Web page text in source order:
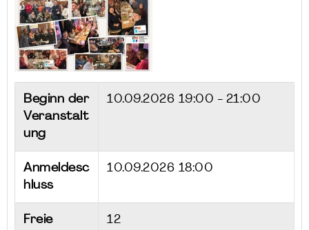
Beginn der
Veranstalt
ung
10.09.2026 19:00 - 21:00
Anmeldesc
hluss
10.09.2026 18:00
Freie
12